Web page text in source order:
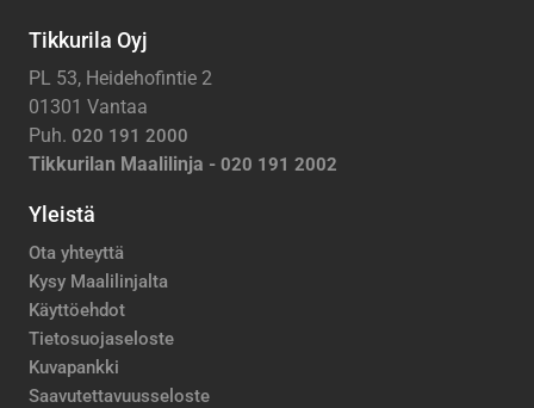
Tikkurila Oyj
PL 53, Heidehofintie 2
01301 Vantaa
Puh. 020 191 2000
Tikkurilan Maalilinja - 020 191 2002
Yleistä
Ota yhteyttä
Kysy Maalilinjalta
Käyttöehdot
Tietosuojaseloste
Kuvapankki
Saavutettavuusseloste